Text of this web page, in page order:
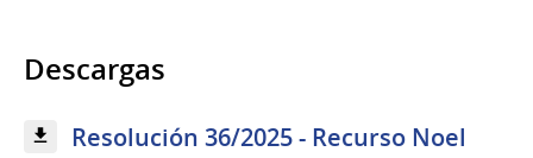
Descargas
Resolución 36/2025 - Recurso Noel